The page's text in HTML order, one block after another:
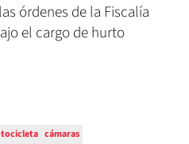
órdenes de la Fiscalía
el cargo de hurto
cámaras